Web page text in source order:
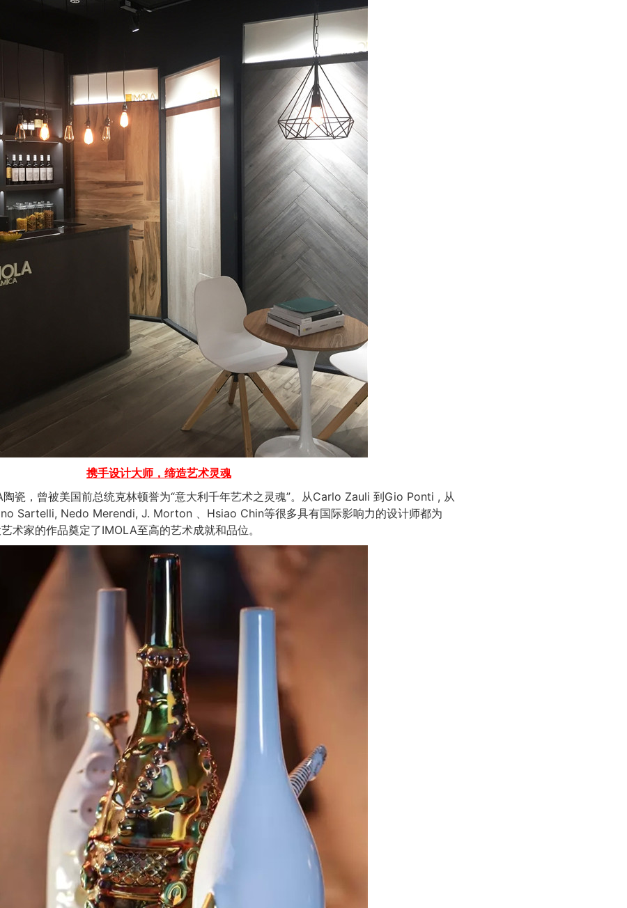
携手设计大师，缔造艺术灵魂
瓷，曾被美国前总统克林顿誉为“意大利千年艺术之灵魂”。从Carlo Zauli 到Gio Ponti , 从
Sartelli, Nedo Merendi, J. Morton 、Hsiao Chin等很多具有国际影响力的设计师都为
术家的作品奠定了IMOLA至高的艺术成就和品位。